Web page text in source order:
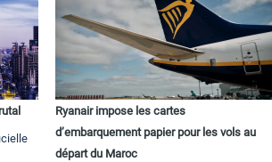
Ryanair impose les cartes
d’embarquement papier pour les vols au
départ du Maroc